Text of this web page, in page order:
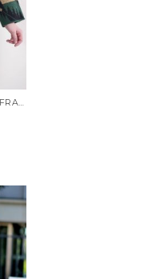
CARDIGAN ETNICO CON FRANGE